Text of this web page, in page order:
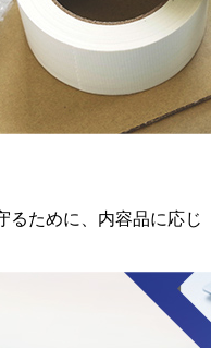
るために、内容品に応じ